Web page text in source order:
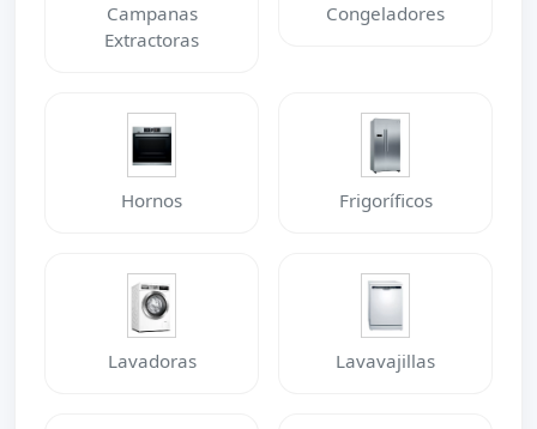
Campanas
Extractoras
Congeladores
Hornos Frigoríficos
Lavadoras Lavavajillas